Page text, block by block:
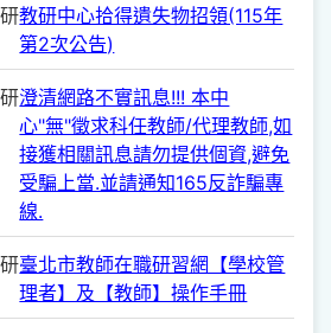
教研中心拾得遺失物招領(115年
第2次公告)
澄清網路不實訊息!!! 本中
心"無"徵求科任教師/代理教師,如
接獲相關訊息請勿提供個資,避免
受騙上當.並請通知165反詐騙專
線.
臺北市教師在職研習網【學校管
理者】及【教師】操作手冊